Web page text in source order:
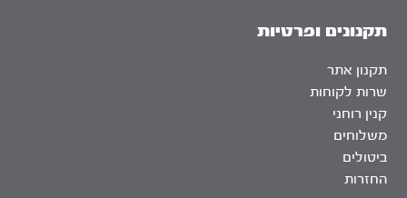
תקנונים ופרטיות
תקנון אתר
שרות לקוחות
קנין רוחני
משלוחים
ביטולים
החזרות